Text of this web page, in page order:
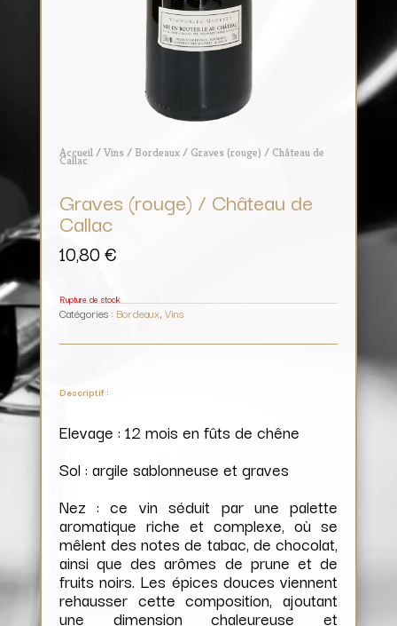
Accueil/Vins/ Bordeaux/ Graves (rouge) / Château de
Callac
Graves (rouge) / Château de
Callac
10,80€
Rupture de stock
Catégories : Bordeaux, Vins
Descriptif :
Elevage : 12 mois en fûts de chêne
Sol : argile sablonneuse et graves
Nez : ce vin séduit par une palette
aromatique riche et complexe, où se
mêlent des notes de tabac, de chocolat,
ainsi que des arômes de prune et de
fruits noirs. Les épices douces viennent
rehausser cette composition, ajoutant
une dimension chaleureuse et